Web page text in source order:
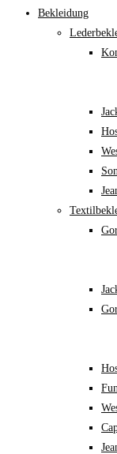
Bekleidung